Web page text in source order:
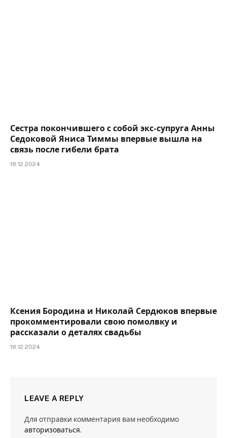
Сестра покончившего с собой экс-супруга Анны
Седоковой Яниса Тиммы впервые вышла на
связь после гибели брата
18.12.2024
Ксения Бородина и Николай Сердюков впервые
прокомментировали свою помолвку и
рассказали о деталях свадьбы
18.12.2024
LEAVE A REPLY
Для отправки комментария вам необходимо
авторизоваться.